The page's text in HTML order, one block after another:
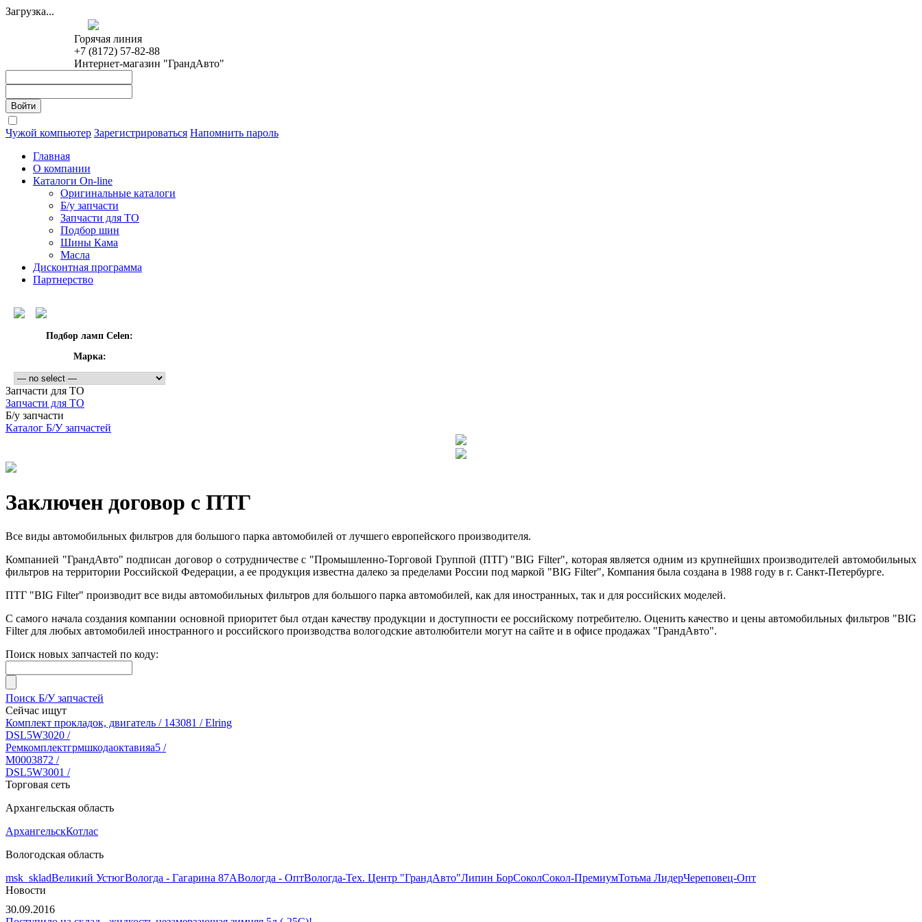
Загрузка...
Горячая линия
+7 (8172) 57-82-88
Интернет-магазин "ГрандАвто"
Чужой компьютер Зарегистрироваться Напомнить пароль
Главная
О компании
Каталоги On-line
Оригинальные каталоги
Б/у запчасти
Запчасти для ТО
Подбор шин
Шины Кама
Масла
Дисконтная программа
Партнерство
Подбор ламп Celen:
Марка:
Запчасти для ТО
Запчасти для ТО
Б/у запчасти
Каталог Б/У запчастей
Заключен договор с ПТГ
Все виды автомобильных фильтров для большого парка автомобилей от лучшего европейского производителя.
Компанией "ГрандАвто" подписан договор о сотрудничестве с "Промышленно-Торговой Группой (ПТГ) "BIG Filter", которая является одним из крупнейших производителей автомобильных
фильтров на территории Российской Федерации, а ее продукция известна далеко за пределами России под маркой "BIG Filter", Компания была создана в 1988 году в г. Санкт-Петербурге.
ПТГ "BIG Filter" производит все виды автомобильных фильтров для большого парка автомобилей, как для иностранных, так и для российских моделей.
С самого начала создания компании основной приоритет был отдан качеству продукции и доступности ее российскому потребителю. Оценить качество и цены автомобильных фильтров "BIG
Filter для любых автомобилей иностранного и российского производства вологодские автолюбители могут на сайте и в офисе продажах "ГрандАвто".
Поиск новых запчастей по коду:
Поиск Б/У запчастей
Сейчас ищут
Комплект прокладок, двигатель / 143081 / Elring
DSL5W3020 /
Ремкомплектгрмшкодаоктавияа5 /
М0003872 /
DSL5W3001 /
Торговая сеть
Архангельская область
АрхангельскКотлас
Вологодская область
msk_skladВеликий УстюгВологда - Гагарина 87АВологда - ОптВологда-Тех. Центр "ГрандАвто"Липин БорСоколСокол-ПремиумТотьма ЛидерЧереповец-Опт
Новости
30.09.2016